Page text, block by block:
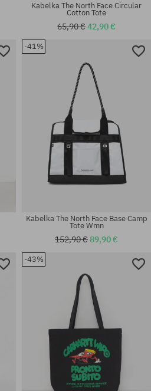
univerzálna veľkosť
univerzálna veľkosť
Kabelka The North Face Circular
Cotton Tote
65,90 €42,90 €
-41%
Kabelka The North Face Base Camp
Tote Wmn
152,90 €89,90 €
-43%